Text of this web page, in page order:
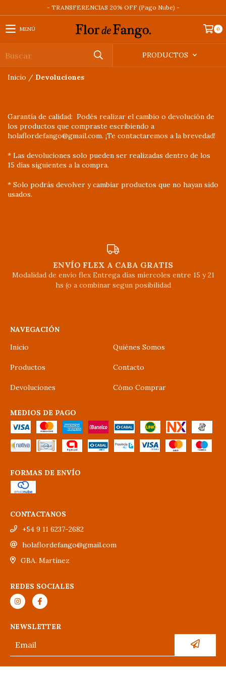
- TRANSFERENCIAS 20% OFF (Pago Nube) -
MENÚ 0
PRODUCTOS
Inicio / Devoluciones
Garantía de calidad: Podés realizar el cambio o devolución de
los productos que compraste escribiendo a
holaflordefango@gmail.com. ¡Te contactaremos a la brevedad!
* Las devoluciones solo pueden ser realizadas dentro de los
15 días siguientes a la compra.
* Solo podrás devolver y cambiar productos que no hayan sido
usados.
ENVÍO FLEX A CABA GRATIS
Modalidad de envío flex Entrega días míercoles entre 15 y 21
hs (o a combinar segun posibilidad
NAVEGACIÓN
Inicio
Quiénes Somos
Productos Contacto
Devoluciones Cómo Comprar
MEDIOS DE PAGO
FORMAS DE ENVÍO
CONTACTANOS
+54 9 11 6237-2682
holaflordefango@gmail.com
GBA. Martínez
REDES SOCIALES
NEWSLETTER